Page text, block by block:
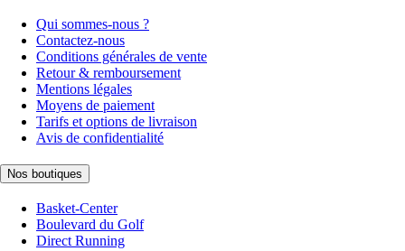
Qui sommes-nous ?
Contactez-nous
Conditions générales de vente
Retour & remboursement
Mentions légales
Moyens de paiement
Tarifs et options de livraison
Avis de confidentialité
Nos boutiques
Basket-Center
Boulevard du Golf
Direct Running